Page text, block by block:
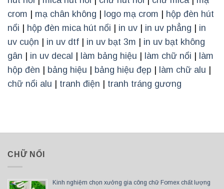
crom
mạ chân không logo mạ crom
hộp đèn hút
nổi
hộp đèn mica hút nổi in uv in uv phẳng
in
uv cuộn
in uv dtf in uv bạt 3m
in uv bạt không
gân
in uv decal làm bảng hiệu làm chữ nổi
làm
hộp đèn
bảng hiệu bảng hiệu đẹp làm chữ alu
chữ nổi alu
tranh điện tranh tráng gương
CHỮ NỔI
Kinh nghiệm chọn xưởng gia công chữ Fomex chất lượng